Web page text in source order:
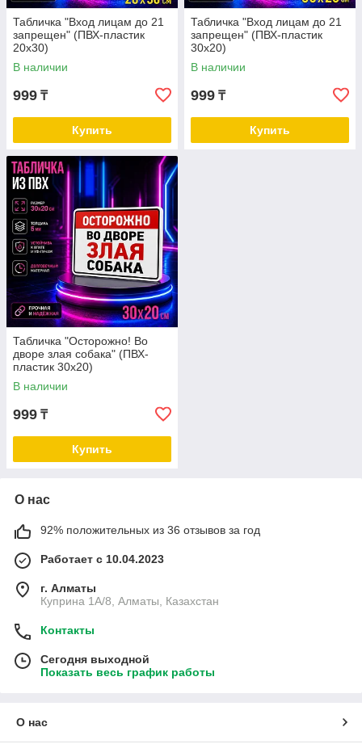
Табличка "Вход лицам до 21
запрещен" (ПВХ-пластик
20х30)
В наличии
999 ₸
Купить
Табличка "Вход лицам до 21
запрещен" (ПВХ-пластик
30х20)
В наличии
999 ₸
Купить
Табличка "Осторожно! Во
дворе злая собака" (ПВХ-
пластик 30х20)
В наличии
999 ₸
Купить
О нас
92% положительных из 36 отзывов за год
Работает с 10.04.2023
г. Алматы
Куприна 1A/8, Алматы, Казахстан
Контакты
Сегодня выходной
Показать весь график работы
О нас